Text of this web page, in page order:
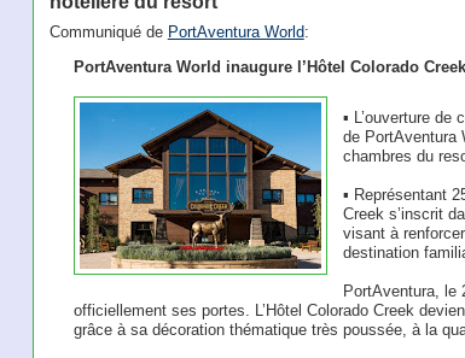
Communiqué de PortAventura World:
PortAventura World inaugure l’Hôtel Colorado
▪ L’ouverture
de PortAventura
chambres du
▪ Représentant
Creek s’inscrit
visant à
destination
PortAventura, le
officiellement ses portes. L’Hôtel Colorado Creek
grâce à sa décoration thématique très poussée, à la